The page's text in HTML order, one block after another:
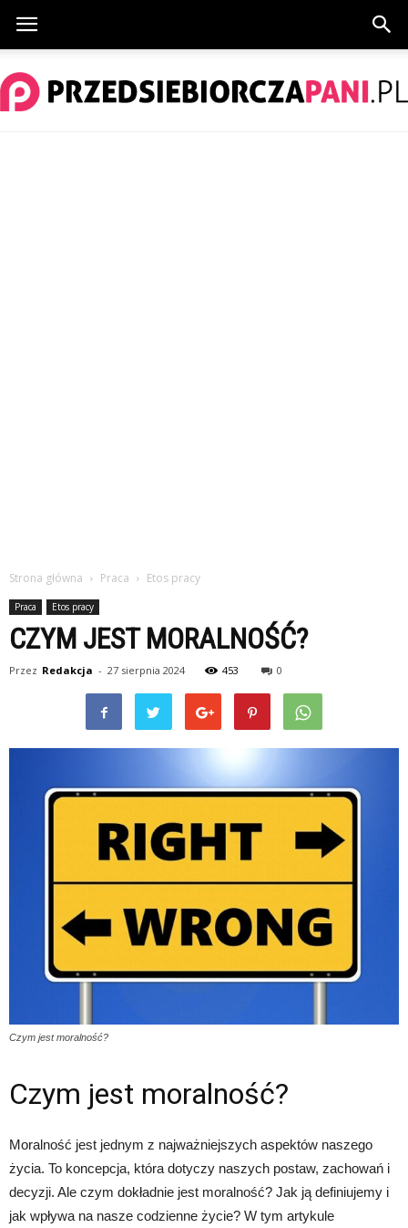
Strona główna Praca Etos pracy
Praca Etos pracy
CZYM JEST MORALNOŚĆ?
Przez Redakcja - 27 sierpnia 2024 453 0
Czym jest moralność?
Czym jest moralność?
Moralność jest jednym z najważniejszych aspektów naszego
życia. To koncepcja, która dotyczy naszych postaw, zachowań i
decyzji. Ale czym dokładnie jest moralność? Jak ją definiujemy i
jak wpływa na nasze codzienne życie? W tym artykule